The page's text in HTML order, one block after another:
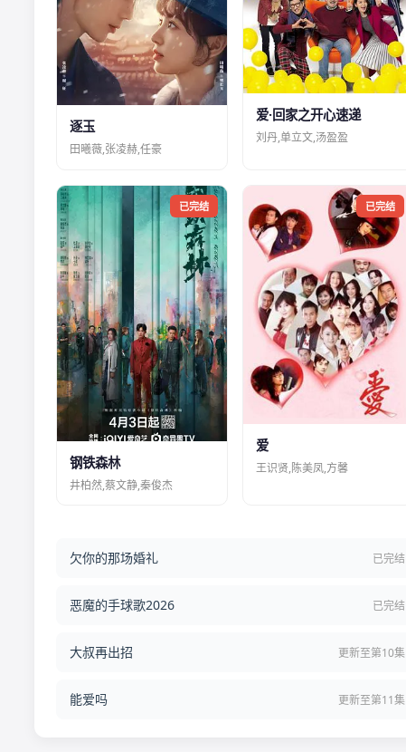
逐玉
田曦薇,张凌赫,任豪
爱·回家之开心速递
刘丹,单立文,汤盈盈
已完结
钢铁森林
井柏然,蔡文静,秦俊杰
已完结
爱
王识贤,陈美凤,方馨
欠你的那场婚礼 已完结
恶魔的手球歌2026 已完结
大叔再出招 更新至第10集
能爱吗 更新至第11集